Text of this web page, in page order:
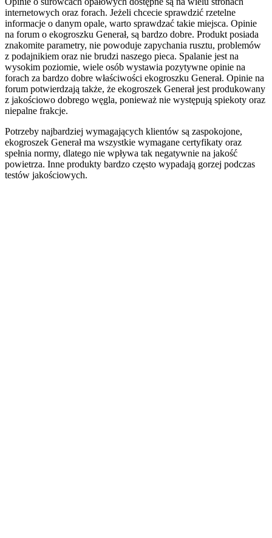
internetowych oraz forach. Jeżeli chcecie sprawdzić rzetelne
informacje o danym opale, warto sprawdzać takie miejsca. Opinie
na forum o ekogroszku Generał, są bardzo dobre. Produkt posiada
znakomite parametry, nie powoduje zapychania rusztu, problemów
z podajnikiem oraz nie brudzi naszego pieca. Spalanie jest na
wysokim poziomie, wiele osób wystawia pozytywne opinie na
forach za bardzo dobre właściwości ekogroszku Generał. Opinie na
forum potwierdzają także, że ekogroszek Generał jest produkowany
z jakościowo dobrego węgla, ponieważ nie występują spiekoty oraz
niepalne frakcje.
Potrzeby najbardziej wymagających klientów są zaspokojone,
ekogroszek Generał ma wszystkie wymagane certyfikaty oraz
spełnia normy, dlatego nie wpływa tak negatywnie na jakość
powietrza. Inne produkty bardzo często wypadają gorzej podczas
testów jakościowych.